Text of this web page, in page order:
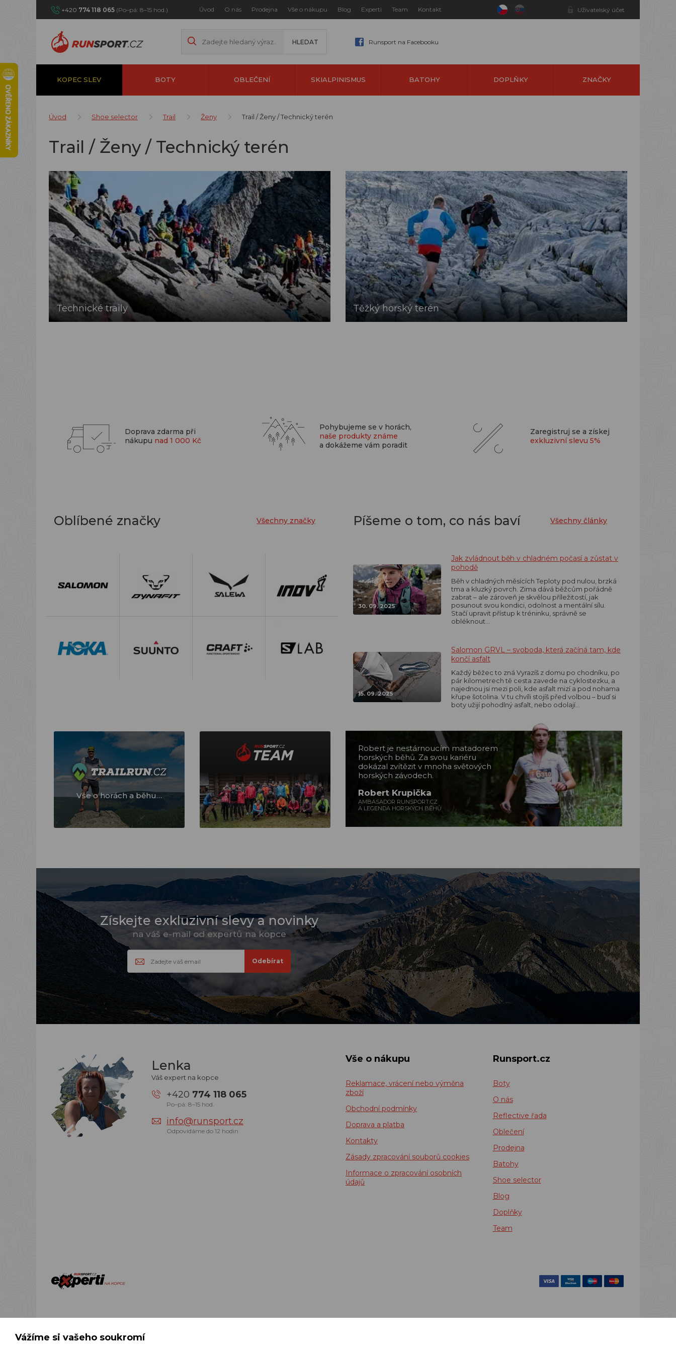
+420 774 118 065 (Po–pá: 8–15 hod.) Úvod O nás Prodejna Vše o nákupu Blog Experti Team Kontakt Uživatelský účet
Runsport na Facebooku
KOPEC SLEV BOTY OBLEČENÍ SKIALPINISMUS BATOHY DOPLŇKY ZNAČKY
Úvod Shoe selector Trail Ženy Trail / Ženy / Technický terén
Trail / Ženy / Technický terén
Technické traily Těžký horský terén
Doprava zdarma při
nákupu nad 1 000 Kč
Pohybujeme se v horách,
naše produkty známe
a dokážeme vám poradit
Zaregistruj se a získej
exkluzivní slevu 5%
Oblíbené značky Všechny značky Píšeme o tom, co nás baví Všechny články
30. 09. 2025
Jak zvládnout běh v chladném počasí a zůstat v
pohodě
Běh v chladných měsících Teploty pod nulou, brzká
tma a kluzký povrch. Zima dává běžcům pořádně
zabrat – ale zároveň je skvělou příležitostí, jak
posunout svou kondici, odolnost a mentální sílu.
Stačí upravit přístup k tréninku, správně se
obléknout…
15. 09. 2025
Salomon GRVL – svoboda, která začíná tam, kde
končí asfalt
Každý běžec to zná Vyrazíš z domu po chodníku, po
pár kilometrech tě cesta zavede na cyklostezku, a
najednou jsi mezi poli, kde asfalt mizí a pod nohama
křupe šotolina. V tu chvíli stojíš před volbou – buď si
boty užijí pohodlný asfalt, nebo odolají…
Vše o horách a běhu…
Robert je nestárnoucím matadorem
horských běhů. Za svou kariéru
dokázal zvítězit v mnoha světových
horských závodech.
Robert Krupička
AMBASADOR RUNSPORT.CZ
A LEGENDA HORSKÝCH BĚHŮ
Získejte exkluzivní slevy a novinky
na váš e-mail od expertů na kopce
Lenka
Váš expert na kopce
+420 774 118 065
Po–pá: 8–15 hod.
info@runsport.cz
Odpovídáme do 12 hodin
Vše o nákupu
Reklamace, vrácení nebo výměna
zboží
Obchodní podmínky
Doprava a platba
Kontakty
Zásady zpracování souborů cookies
Informace o zpracování osobních
údajů
Runsport.cz
Boty
O nás
Reflective řada
Oblečení
Prodejna
Batohy
Shoe selector
Blog
Doplňky
Team
Vážíme si vašeho soukromí